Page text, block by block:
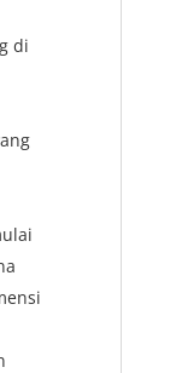
di